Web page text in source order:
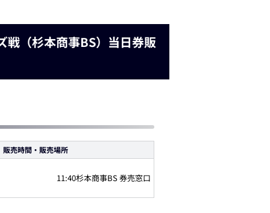
（杉本商事BS）当日券販
販売時間・販売場所
11:40杉本商事BS 券売窓口